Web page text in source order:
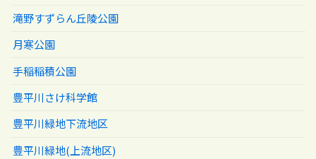
滝野すずらん丘陵公園
月寒公園
手稲稲積公園
豊平川さけ科学館
豊平川緑地下流地区
豊平川緑地(上流地区)